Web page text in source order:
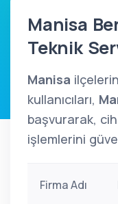
Manisa
Teknik
Manisa
kullanıcıları,
başvurarak,
işlemlerini
Firma Adı